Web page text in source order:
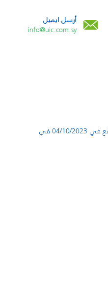
أرسل ايميل
info@uic.com.sy
يسر الشركة المتحدة للتأمين أن تدعو السادة المساهمين الكرام لحضور اجتماع الهيئة العامة غير العادية والمقرر انعقادها في تمام الساعة الثانية عشر ظهراً، وذلك في يوم الأربعاء الواقع في 04/10/2023 في